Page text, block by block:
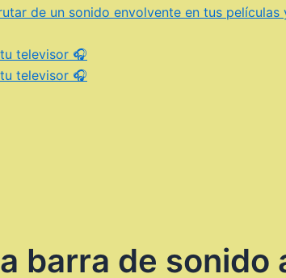
de un sonido envolvente en tus películas
televisor 🎧
televisor 🎧
barra de sonido